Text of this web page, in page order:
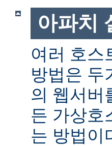
아파치
여러 호스
방법은 두
의 웹서버
든 가상호
는 방법이